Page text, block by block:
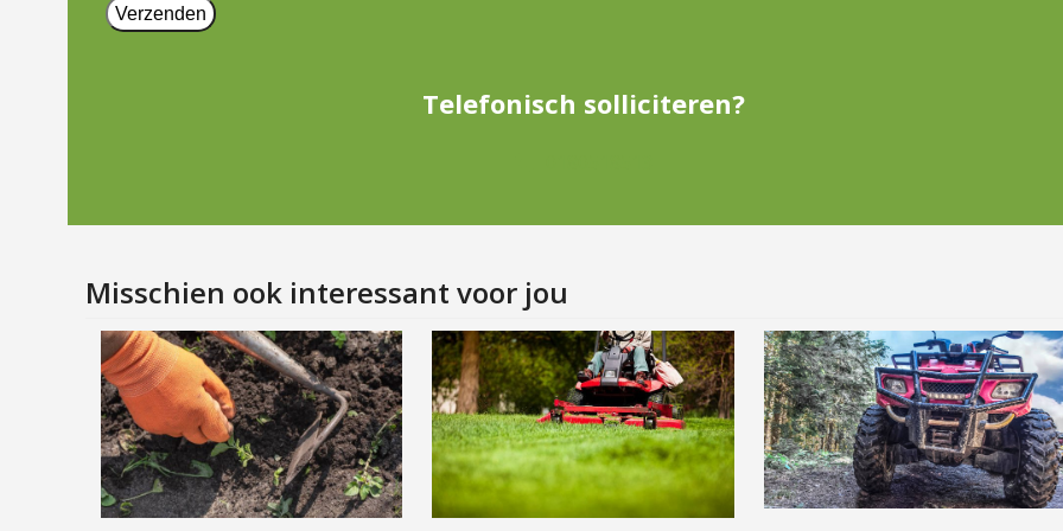
Telefonisch solliciteren?
Misschien ook interessant voor jou